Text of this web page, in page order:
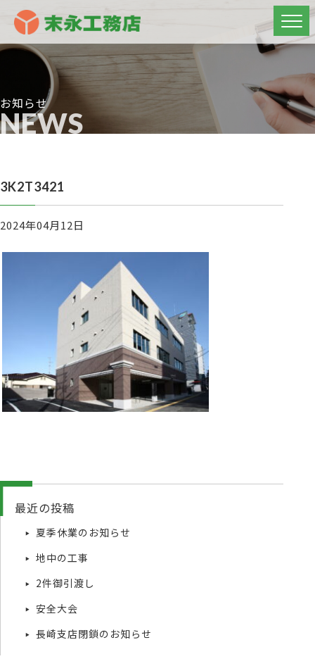
お知らせ
NEWS
3K2T3421
2024年04月12日
最近の投稿
夏季休業のお知らせ
地中の工事
2件御引渡し
安全大会
長崎支店閉鎖のお知らせ